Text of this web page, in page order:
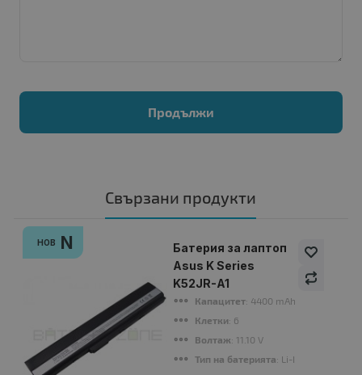
Продължи
Свързани продукти
НОВ N
Батерия за лаптоп
Asus K Series
K52JR-A1
Капацитет: 4400 mAh
Клетки: 6
Волтаж: 11.10 V
Тип на батерията: Li-Ion